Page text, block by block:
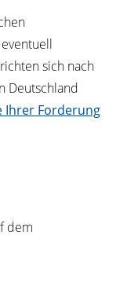
sich nach
Deutschland
Ihrer Forderung
dem